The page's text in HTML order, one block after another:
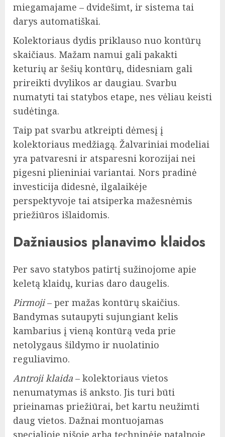
miegamajame – dvidešimt, ir sistema tai
darys automatiškai.
Kolektoriaus dydis priklauso nuo kontūrų
skaičiaus. Mažam namui gali pakakti
keturių ar šešių kontūrų, didesniam gali
prireikti dvylikos ar daugiau. Svarbu
numatyti tai statybos etape, nes vėliau keisti
sudėtinga.
Taip pat svarbu atkreipti dėmesį į
kolektoriaus medžiagą. Žalvariniai modeliai
yra patvaresni ir atsparesni korozijai nei
pigesni plieniniai variantai. Nors pradinė
investicija didesnė, ilgalaikėje
perspektyvoje tai atsiperka mažesnėmis
priežiūros išlaidomis.
Dažniausios planavimo klaidos
Per savo statybos patirtį sužinojome apie
keletą klaidų, kurias daro daugelis.
Pirmoji– per mažas kontūrų skaičius.
Bandymas sutaupyti sujungiant kelis
kambarius į vieną kontūrą veda prie
netolygaus šildymo ir nuolatinio
reguliavimo.
Antroji klaida – kolektoriaus vietos
nenumatymas iš anksto. Jis turi būti
prieinamas priežiūrai, bet kartu neužimti
daug vietos. Dažnai montuojamas
specialioje nišoje arba techninėje patalpoje.